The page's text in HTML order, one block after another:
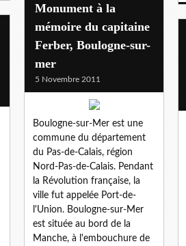
Monument à la
mémoire du capitaine
Ferber, Boulogne-sur-
mer
5 Novembre 2011
Boulogne-sur-Mer est une
commune du département
du Pas-de-Calais, région
Nord-Pas-de-Calais. Pendant
la Révolution française, la
ville fut appelée Port-de-
l'Union. Boulogne-sur-Mer
est située au bord de la
Manche, à l'embouchure de